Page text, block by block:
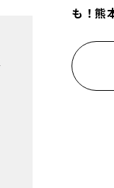
も！熊